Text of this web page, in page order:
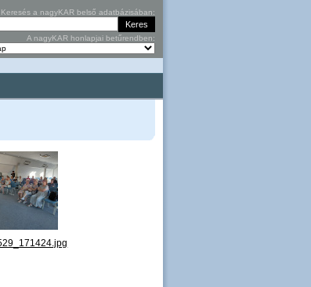
Keresés a nagyKAR belső adatbázisában:
A nagyKAR honlapjai betűrendben: